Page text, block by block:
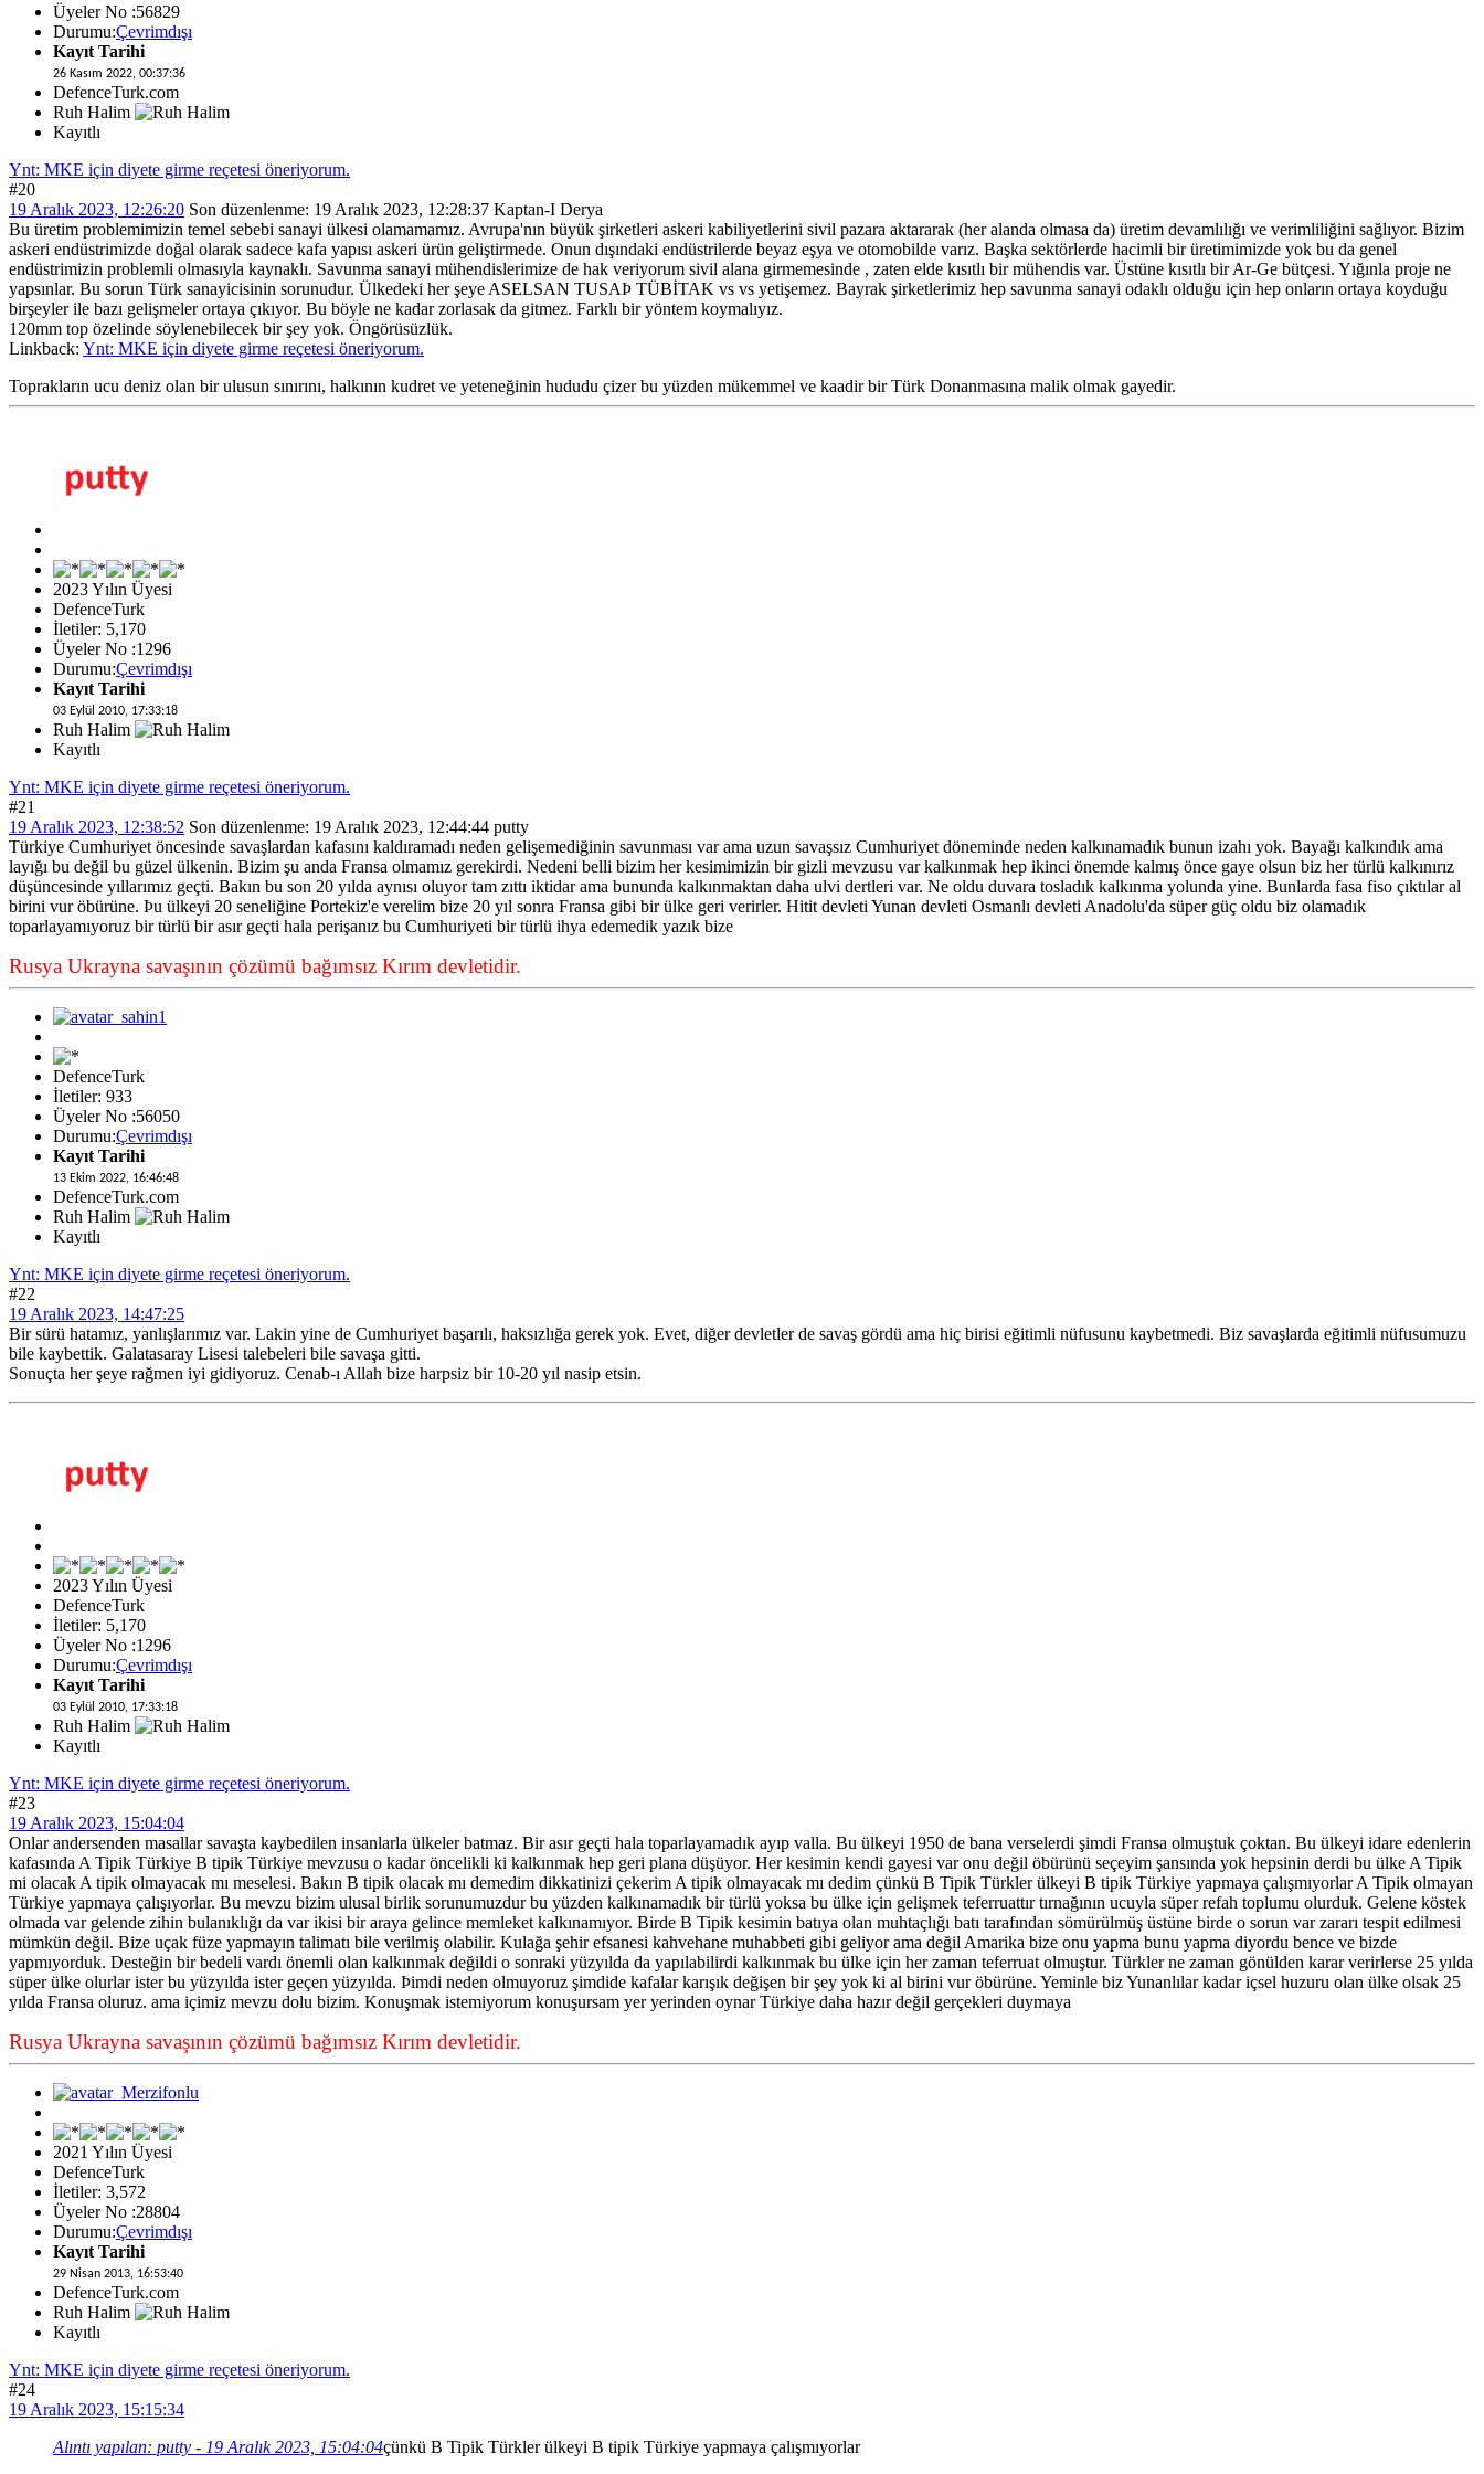
Üyeler No :56829
Durumu:Çevrimdışı
Kayıt Tarihi
26 Kasım 2022, 00:37:36
DefenceTurk.com
Ruh Halim
Kayıtlı
Ynt: MKE için diyete girme reçetesi öneriyorum.
#20
19 Aralık 2023, 12:26:20 Son düzenlenme: 19 Aralık 2023, 12:28:37 Kaptan-I Derya
Bu üretim problemimizin temel sebebi sanayi ülkesi olamamamız. Avrupa'nın büyük şirketleri askeri kabiliyetlerini sivil pazara aktararak (her alanda olmasa da) üretim devamlılığı ve verimliliğini sağlıyor. Bizim
askeri endüstrimizde doğal olarak sadece kafa yapısı askeri ürün geliştirmede. Onun dışındaki endüstrilerde beyaz eşya ve otomobilde varız. Başka sektörlerde hacimli bir üretimimizde yok bu da genel
endüstrimizin problemli olmasıyla kaynaklı. Savunma sanayi mühendislerimize de hak veriyorum sivil alana girmemesinde , zaten elde kısıtlı bir mühendis var. Üstüne kısıtlı bir Ar-Ge bütçesi. Yığınla proje ne
yapsınlar. Bu sorun Türk sanayicisinin sorunudur. Ülkedeki her şeye ASELSAN TUSAÞ TÜBİTAK vs vs yetişemez. Bayrak şirketlerimiz hep savunma sanayi odaklı olduğu için hep onların ortaya koyduğu
birşeyler ile bazı gelişmeler ortaya çıkıyor. Bu böyle ne kadar zorlasak da gitmez. Farklı bir yöntem koymalıyız.
120mm top özelinde söylenebilecek bir şey yok. Öngörüsüzlük.
Linkback: Ynt: MKE için diyete girme reçetesi öneriyorum.
Toprakların ucu deniz olan bir ulusun sınırını, halkının kudret ve yeteneğinin hududu çizer bu yüzden mükemmel ve kaadir bir Türk Donanmasına malik olmak gayedir.
2023 Yılın Üyesi
DefenceTurk
İletiler: 5,170
Üyeler No :1296
Durumu:Çevrimdışı
Kayıt Tarihi
03 Eylül 2010, 17:33:18
Ruh Halim
Kayıtlı
Ynt: MKE için diyete girme reçetesi öneriyorum.
#21
19 Aralık 2023, 12:38:52 Son düzenlenme: 19 Aralık 2023, 12:44:44 putty
Türkiye Cumhuriyet öncesinde savaşlardan kafasını kaldıramadı neden gelişemediğinin savunması var ama uzun savaşsız Cumhuriyet döneminde neden kalkınamadık bunun izahı yok. Bayağı kalkındık ama
layığı bu değil bu güzel ülkenin. Bizim şu anda Fransa olmamız gerekirdi. Nedeni belli bizim her kesimimizin bir gizli mevzusu var kalkınmak hep ikinci önemde kalmış önce gaye olsun biz her türlü kalkınırız
düşüncesinde yıllarımız geçti. Bakın bu son 20 yılda aynısı oluyor tam zıttı iktidar ama bununda kalkınmaktan daha ulvi dertleri var. Ne oldu duvara tosladık kalkınma yolunda yine. Bunlarda fasa fiso çıktılar al
birini vur öbürüne. Þu ülkeyi 20 seneliğine Portekiz'e verelim bize 20 yıl sonra Fransa gibi bir ülke geri verirler. Hitit devleti Yunan devleti Osmanlı devleti Anadolu'da süper güç oldu biz olamadık
toparlayamıyoruz bir türlü bir asır geçti hala perişanız bu Cumhuriyeti bir türlü ihya edemedik yazık bize
Rusya Ukrayna savaşının çözümü bağımsız Kırım devletidir.
DefenceTurk
İletiler: 933
Üyeler No :56050
Durumu:Çevrimdışı
Kayıt Tarihi
13 Ekim 2022, 16:46:48
DefenceTurk.com
Ruh Halim
Kayıtlı
Ynt: MKE için diyete girme reçetesi öneriyorum.
#22
19 Aralık 2023, 14:47:25
Bir sürü hatamız, yanlışlarımız var. Lakin yine de Cumhuriyet başarılı, haksızlığa gerek yok. Evet, diğer devletler de savaş gördü ama hiç birisi eğitimli nüfusunu kaybetmedi. Biz savaşlarda eğitimli nüfusumuzu
bile kaybettik. Galatasaray Lisesi talebeleri bile savaşa gitti.
Sonuçta her şeye rağmen iyi gidiyoruz. Cenab-ı Allah bize harpsiz bir 10-20 yıl nasip etsin.
2023 Yılın Üyesi
DefenceTurk
İletiler: 5,170
Üyeler No :1296
Durumu:Çevrimdışı
Kayıt Tarihi
03 Eylül 2010, 17:33:18
Ruh Halim
Kayıtlı
Ynt: MKE için diyete girme reçetesi öneriyorum.
#23
19 Aralık 2023, 15:04:04
Onlar andersenden masallar savaşta kaybedilen insanlarla ülkeler batmaz. Bir asır geçti hala toparlayamadık ayıp valla. Bu ülkeyi 1950 de bana verselerdi şimdi Fransa olmuştuk çoktan. Bu ülkeyi idare edenlerin
kafasında A Tipik Türkiye B tipik Türkiye mevzusu o kadar öncelikli ki kalkınmak hep geri plana düşüyor. Her kesimin kendi gayesi var onu değil öbürünü seçeyim şansında yok hepsinin derdi bu ülke A Tipik
mi olacak A tipik olmayacak mı meselesi. Bakın B tipik olacak mı demedim dikkatinizi çekerim A tipik olmayacak mı dedim çünkü B Tipik Türkler ülkeyi B tipik Türkiye yapmaya çalışmıyorlar A Tipik olmayan
Türkiye yapmaya çalışıyorlar. Bu mevzu bizim ulusal birlik sorunumuzdur bu yüzden kalkınamadık bir türlü yoksa bu ülke için gelişmek teferruattır tırnağının ucuyla süper refah toplumu olurduk. Gelene köstek
olmada var gelende zihin bulanıklığı da var ikisi bir araya gelince memleket kalkınamıyor. Birde B Tipik kesimin batıya olan muhtaçlığı batı tarafından sömürülmüş üstüne birde o sorun var zararı tespit edilmesi
mümkün değil. Bize uçak füze yapmayın talimatı bile verilmiş olabilir. Kulağa şehir efsanesi kahvehane muhabbeti gibi geliyor ama değil Amarika bize onu yapma bunu yapma diyordu bence ve bizde
yapmıyorduk. Desteğin bir bedeli vardı önemli olan kalkınmak değildi o sonraki yüzyılda da yapılabilirdi kalkınmak bu ülke için her zaman teferruat olmuştur. Türkler ne zaman gönülden karar verirlerse 25 yılda
süper ülke olurlar ister bu yüzyılda ister geçen yüzyılda. Þimdi neden olmuyoruz şimdide kafalar karışık değişen bir şey yok ki al birini vur öbürüne. Yeminle biz Yunanlılar kadar içsel huzuru olan ülke olsak 25
yılda Fransa oluruz. ama içimiz mevzu dolu bizim. Konuşmak istemiyorum konuşursam yer yerinden oynar Türkiye daha hazır değil gerçekleri duymaya
Rusya Ukrayna savaşının çözümü bağımsız Kırım devletidir.
2021 Yılın Üyesi
DefenceTurk
İletiler: 3,572
Üyeler No :28804
Durumu:Çevrimdışı
Kayıt Tarihi
29 Nisan 2013, 16:53:40
DefenceTurk.com
Ruh Halim
Kayıtlı
Ynt: MKE için diyete girme reçetesi öneriyorum.
#24
19 Aralık 2023, 15:15:34
Alıntı yapılan: putty - 19 Aralık 2023, 15:04:04çünkü B Tipik Türkler ülkeyi B tipik Türkiye yapmaya çalışmıyorlar